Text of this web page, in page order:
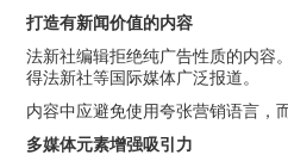
打造有新闻价值的内容
法新社编辑拒绝纯广告性质的内容
得法新社等国际媒体广泛报道。
内容中应避免使用夸张营销语言，
多媒体元素增强吸引力